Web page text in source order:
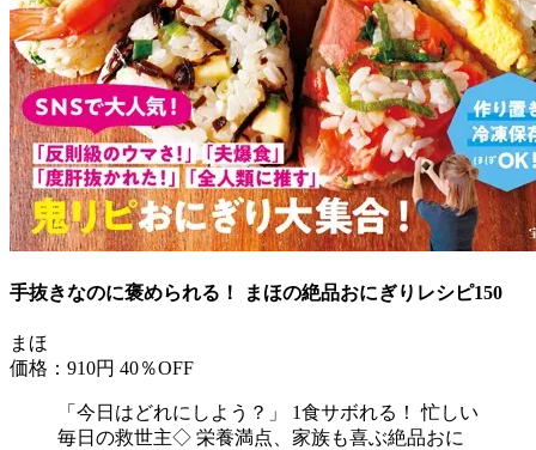
手抜きなのに褒められる！ まほの絶品おにぎりレシピ150
まほ
価格：910円 40％OFF
「今日はどれにしよう？」 1食サボれる！ 忙しい
毎日の救世主◇ 栄養満点、家族も喜ぶ絶品おに